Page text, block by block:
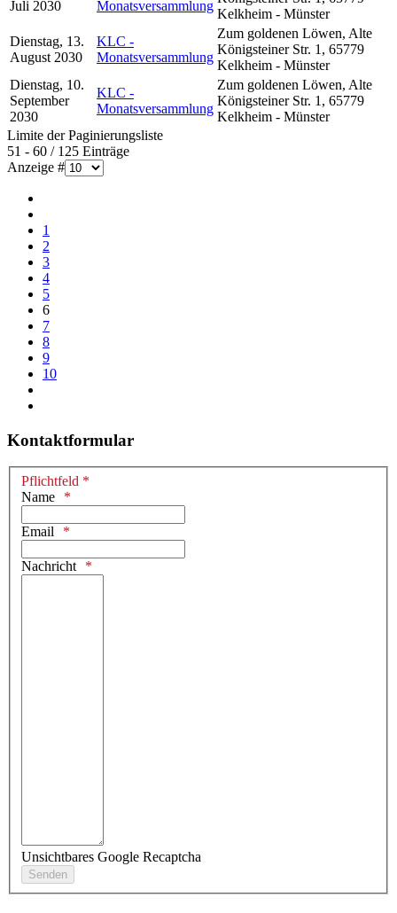
Juli 2030 Monatsversammlung
Kelkheim - Münster
Dienstag, 13.
August 2030
KLC -
Monatsversammlung
Zum goldenen Löwen, Alte
Königsteiner Str. 1, 65779
Kelkheim - Münster
Dienstag, 10.
September
2030
KLC -
Monatsversammlung
Zum goldenen Löwen, Alte
Königsteiner Str. 1, 65779
Kelkheim - Münster
Limite der Paginierungsliste
51 - 60 / 125 Einträge
Anzeige #
1
2
3
4
5
6
7
8
9
10
Kontaktformular
Pflichtfeld *
Name
Email
Nachricht
Unsichtbares Google Recaptcha